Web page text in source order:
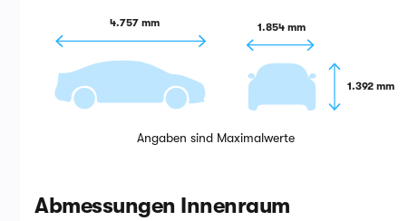
4.757 mm 1.854 mm
1.392 mm
Angaben sind Maximalwerte
Abmessungen Innenraum